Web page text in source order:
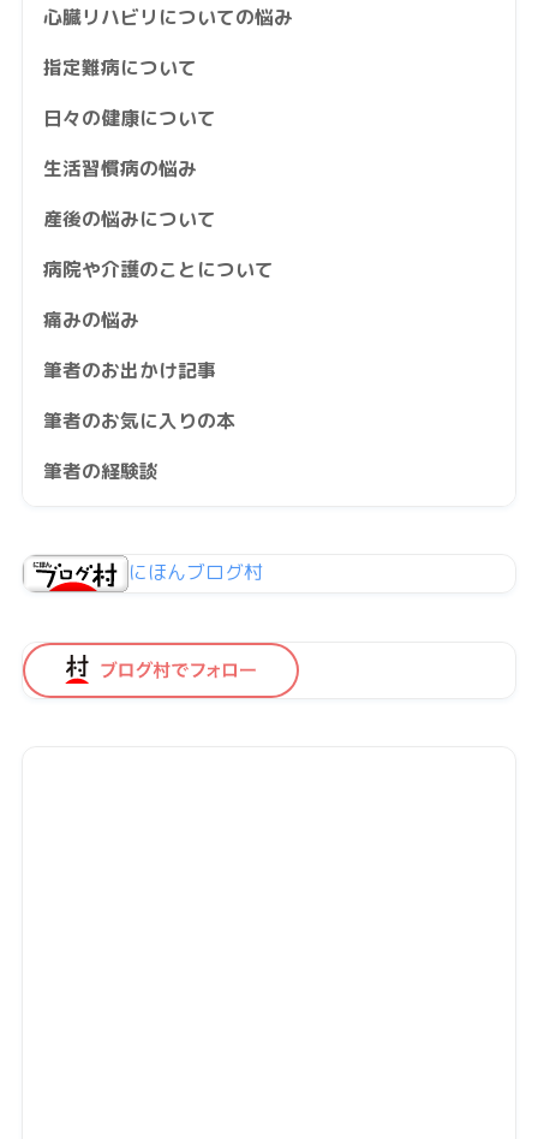
心臓リハビリについての悩み
指定難病について
日々の健康について
生活習慣病の悩み
産後の悩みについて
病院や介護のことについて
痛みの悩み
筆者のお出かけ記事
筆者のお気に入りの本
筆者の経験談
にほんブログ村